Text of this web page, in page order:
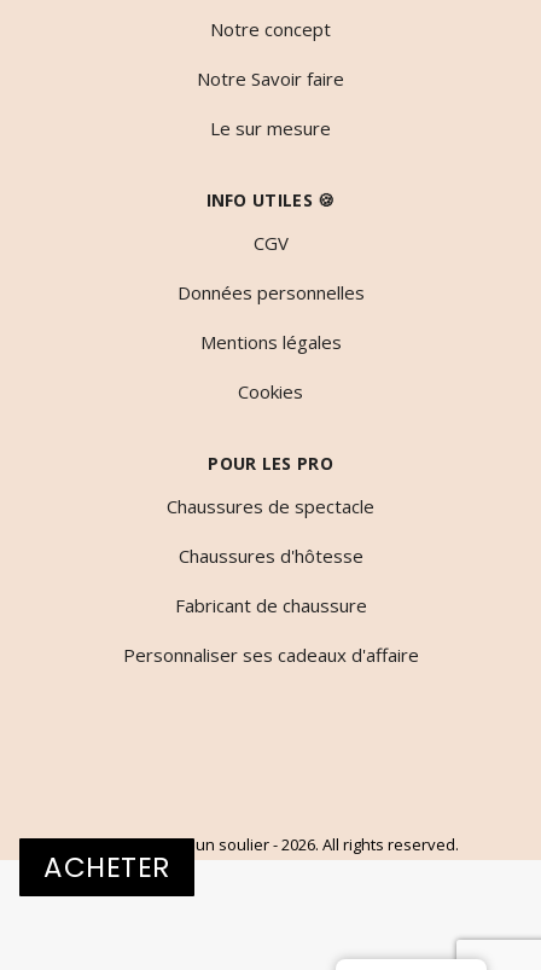
Notre concept
Notre Savoir faire
Le sur mesure
INFO UTILES 🍪
CGV
Données personnelles
Mentions légales
Cookies
POUR LES PRO
Chaussures de spectacle
Chaussures d'hôtesse
Fabricant de chaussure
Personnaliser ses cadeaux d'affaire
© Dessine-moi un soulier - 2026. All rights reserved.
ACHETER